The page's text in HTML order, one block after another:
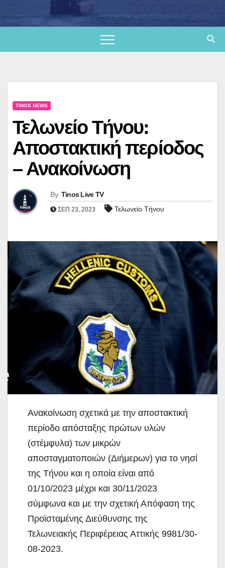
TINOS NEWS
Τελωνείο Τήνου:
Αποστακτική περίοδος
– Ανακοίνωση
By Tinos Live TV
ΣΕΠ 23, 2023 Τελωνείο Τήνου
Ανακοίνωση σχετικά με την αποστακτική
περίοδο απόσταξης πρώτων υλών
(στέμφυλα) των μικρών
αποσταγματοποιών (Διήμερων) για το νησί
της Τήνου και η οποία είναι από
01/10/2023 μέχρι και 30/11/2023
σύμφωνα και με την σχετική Απόφαση της
Προϊσταμένης Διεύθυνσης της
Τελωνειακής Περιφέρειας Αττικής 9981/30-
08-2023.